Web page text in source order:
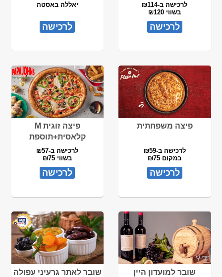
לרכישה ב-₪114
בשווי ₪120
לרכישה
יאללה באסטה
לרכישה
פיצה משפחתית
לרכישה ב-₪59
במקום ₪75
לרכישה
פיצה זוגית M
קלאסית+תוספת
לרכישה ב-₪57
בשווי ₪75
לרכישה
שובר למועדון היין שובר לאתר גרעיני עפולה